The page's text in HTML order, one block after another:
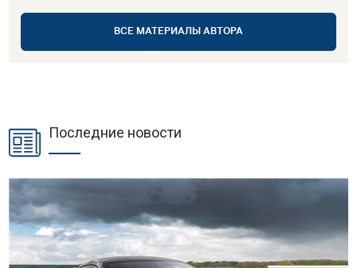
ВСЕ МАТЕРИАЛЫ АВТОРА
Последние новости